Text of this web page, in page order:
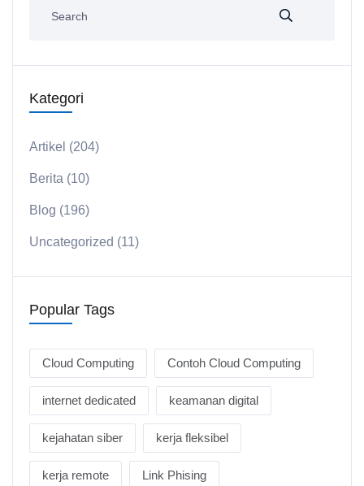
Kategori
Artikel (204)
Berita (10)
Blog (196)
Uncategorized (11)
Popular Tags
Cloud Computing Contoh Cloud Computing
internet dedicated keamanan digital
kejahatan siber kerja fleksibel
kerja remote Link Phising